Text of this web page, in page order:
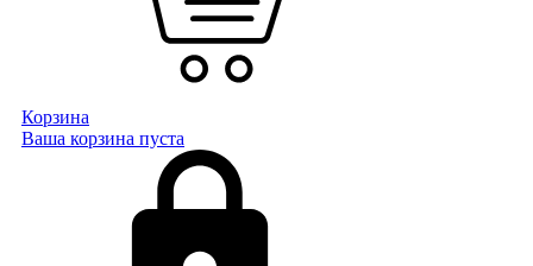
Корзина
Ваша корзина пуста